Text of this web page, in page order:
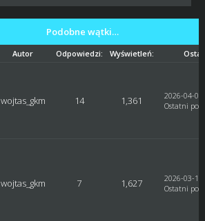
Podobne wątki…
Autor Odpowiedzi: Wyświetleń:
wojtas_gkm 14 1,361
2026-04-
Ostatni post
wojtas_gkm 7 1,627
2026-03-
Ostatni post